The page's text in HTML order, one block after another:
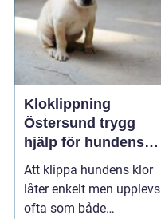
Kloklippning
Östersund trygg
hjälp för hundens
tassar
Att klippa hundens klor
låter enkelt men upplevs
ofta som både